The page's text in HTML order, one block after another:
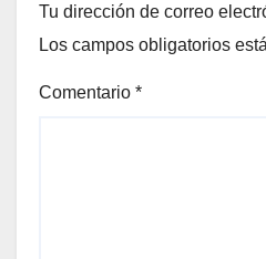
Tu dirección de correo
Los campos obligatorios
Comentario *